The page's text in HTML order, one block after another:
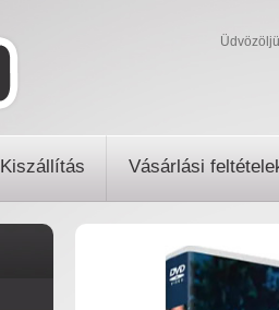
Kiszállítás Vásárlási